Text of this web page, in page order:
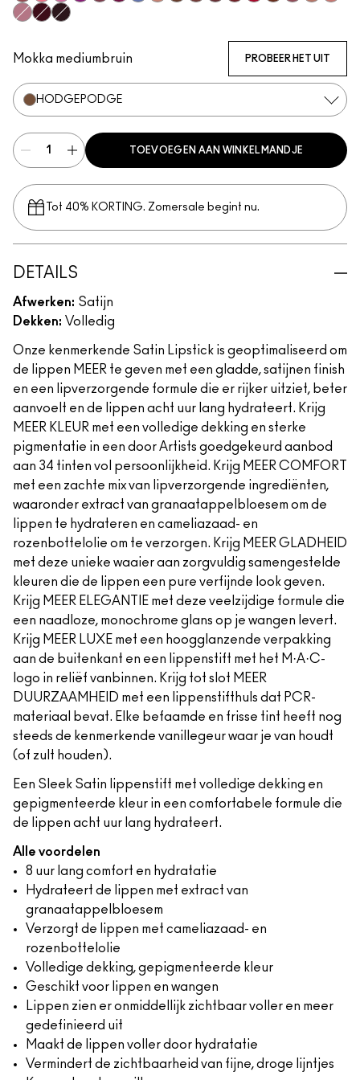
Sitting Pretty
Grapefruit Pucker
Saint German
Violet Vaport
Mokka mediumbruin PROBEER HET UIT
HODGEPODGE
TOEVOEGEN AAN WINKELMANDJE
Tot 40% KORTING. Zomersale begint nu.
DETAILS
Afwerken: Satijn
Dekken: Volledig
Onze kenmerkende Satin Lipstick is geoptimaliseerd om
de lippen MEER te geven met een gladde, satijnen finish
en een lipverzorgende formule die er rijker uitziet, beter
aanvoelt en de lippen acht uur lang hydrateert. Krijg
MEER KLEUR met een volledige dekking en sterke
pigmentatie in een door Artists goedgekeurd aanbod
aan 34 tinten vol persoonlijkheid. Krijg MEER COMFORT
met een zachte mix van lipverzorgende ingrediënten,
waaronder extract van granaatappelbloesem om de
lippen te hydrateren en cameliazaad- en
rozenbottelolie om te verzorgen. Krijg MEER GLADHEID
met deze unieke waaier aan zorgvuldig samengestelde
kleuren die de lippen een pure verfijnde look geven.
Krijg MEER ELEGANTIE met deze veelzijdige formule die
een naadloze, monochrome glans op je wangen levert.
Krijg MEER LUXE met een hoogglanzende verpakking
aan de buitenkant en een lippenstift met het M·A·C-
logo in reliëf vanbinnen. Krijg tot slot MEER
DUURZAAMHEID met een lippenstifthuls dat PCR-
materiaal bevat. Elke befaamde en frisse tint heeft nog
steeds de kenmerkende vanillegeur waar je van houdt
(of zult houden).
Een Sleek Satin lippenstift met volledige dekking en
gepigmenteerde kleur in een comfortabele formule die
de lippen acht uur lang hydrateert.
Alle voordelen
8 uur lang comfort en hydratatie
Hydrateert de lippen met extract van
granaatappelbloesem
Verzorgt de lippen met cameliazaad- en
rozenbottelolie
Volledige dekking, gepigmenteerde kleur
Geschikt voor lippen en wangen
Lippen zien er onmiddellijk zichtbaar voller en meer
gedefinieerd uit
Maakt de lippen voller door hydratatie
Vermindert de zichtbaarheid van fijne, droge lijntjes